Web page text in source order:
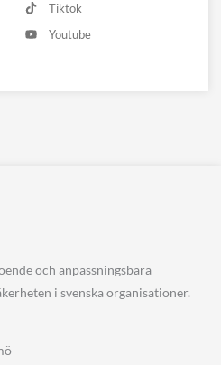
Tiktok
Youtube
och anpassningsbara
i svenska organisationer.